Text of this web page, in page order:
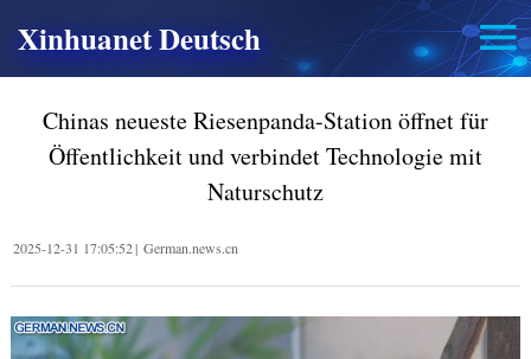
Xinhuanet Deutsch
Chinas neueste Riesenpanda-Station öffnet für
Öffentlichkeit und verbindet Technologie mit
Naturschutz
2025-12-31 17:05:52| German.news.cn